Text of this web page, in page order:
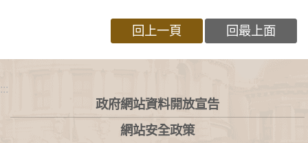
回上一頁 回最上面
:::
政府網站資料開放宣告
網站安全政策